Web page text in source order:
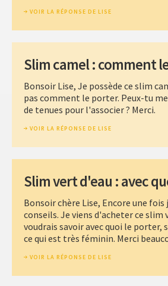
VOIR LA RÉPONSE DE LISE
Slim camel : comment
Bonsoir Lise, Je possède ce slim
pas comment le porter. Peux-tu
de tenues pour l'associer ? Merci.
VOIR LA RÉPONSE DE LISE
Slim vert d'eau : avec
Bonsoir chère Lise, Encore une fois
conseils. Je viens d'acheter ce slim
voudrais savoir avec quoi le porter,
ce qui est très féminin. Merci
VOIR LA RÉPONSE DE LISE